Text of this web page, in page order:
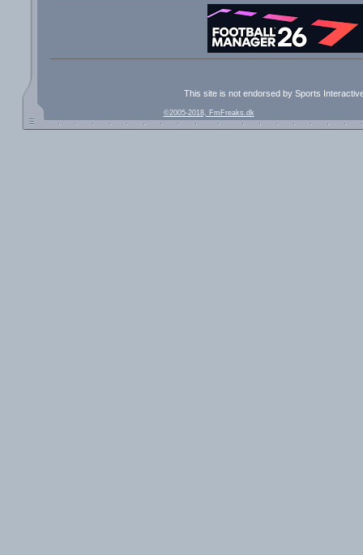
This site is not endorsed by Sports
©2005-2018, FmFreaks.dk